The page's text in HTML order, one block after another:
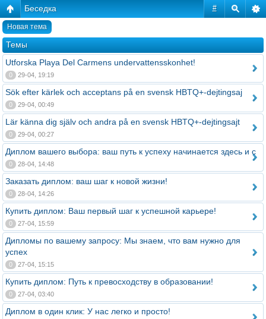
#
Беседка
Новая тема
Темы
Utforska Playa Del Carmens undervattensskonhet!
0 29-04, 19:19
Sök efter kärlek och acceptans på en svensk HBTQ+-dejtingsaj
0 29-04, 00:49
Lär känna dig själv och andra på en svensk HBTQ+-dejtingsajt
0 29-04, 00:27
Диплом вашего выбора: ваш путь к успеху начинается здесь и с
0 28-04, 14:48
Заказать диплом: ваш шаг к новой жизни!
0 28-04, 14:26
Купить диплом: Ваш первый шаг к успешной карьере!
0 27-04, 15:59
Дипломы по вашему запросу: Мы знаем, что вам нужно для
успех
0 27-04, 15:15
Купить диплом: Путь к превосходству в образовании!
0 27-04, 03:40
Диплом в один клик: У нас легко и просто!